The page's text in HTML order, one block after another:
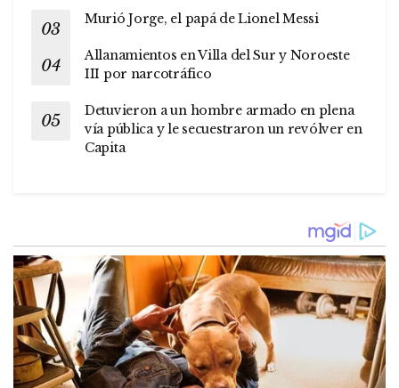
Murió Jorge, el papá de Lionel Messi
Allanamientos en Villa del Sur y Noroeste
III por narcotráfico
Detuvieron a un hombre armado en plena
vía pública y le secuestraron un revólver en
Capita